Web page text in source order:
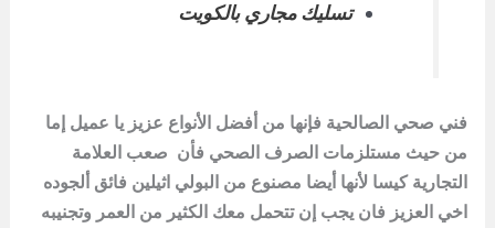
تسليك مجاري بالكويت
فني صحي الصالحية فإنها من أفضل الأنواع عزيز يا عميل إما
من حيث مستلزمات الصرف الصحي فأن صعب العلامة
التجارية كيسا لأنها أيضا مصنوع من البولي اثيلين فائق ألجوده
اخي العزيز فان يجب إن تتحمل معك الكثير من العمر وتجنيبه